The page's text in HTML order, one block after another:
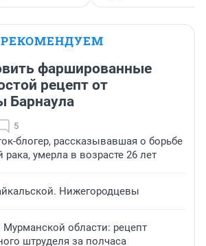
РЕКОМЕНДУЕМ
фаршированные
рецепт от
Барнаула
5
блогер, рассказывавшая о борьбе
умерла в возрасте 26 лет
Нижегородцевы
области: рецепт
штруделя за полчаса